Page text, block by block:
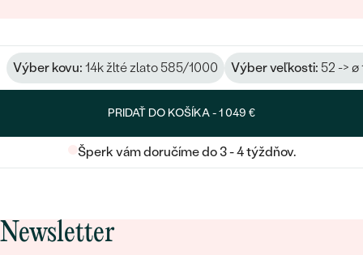
Výber kovu: 14k žlté zlato 585/1000 Výber veľkosti: 52 -> ø
PRIDAŤ DO KOŠÍKA -1 049 €
Šperk vám doručíme do 3 - 4 týždňov.
Newsletter